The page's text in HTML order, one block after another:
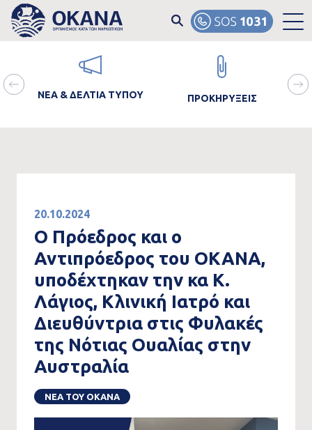
Skip to main content
ΝΕΑ & ΔΕΛΤΙΑ ΤΥΠΟΥ ΠΡΟΚΗΡΥΞΕΙΣ
20.10.2024
Ο Πρόεδρος και ο
Αντιπρόεδρος του ΟΚΑΝΑ,
υποδέχτηκαν την κα Κ.
Λάγιος, Κλινική Ιατρό και
Διευθύντρια στις Φυλακές
της Νότιας Ουαλίας στην
Αυστραλία
ΝΕΑ ΤΟΥ ΟΚΑΝΑ